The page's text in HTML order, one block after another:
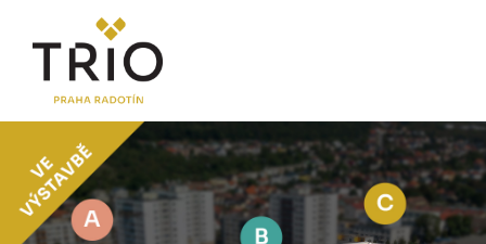
O PROJEKTU
Proč TRIO Radotín
FAQ sekce